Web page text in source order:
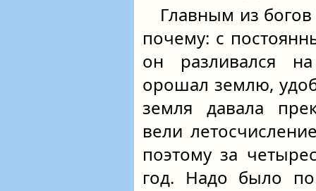
Главным из
почему: с
он разливался
орошал землю,
земля давала
вели
поэтому за
год. Надо было